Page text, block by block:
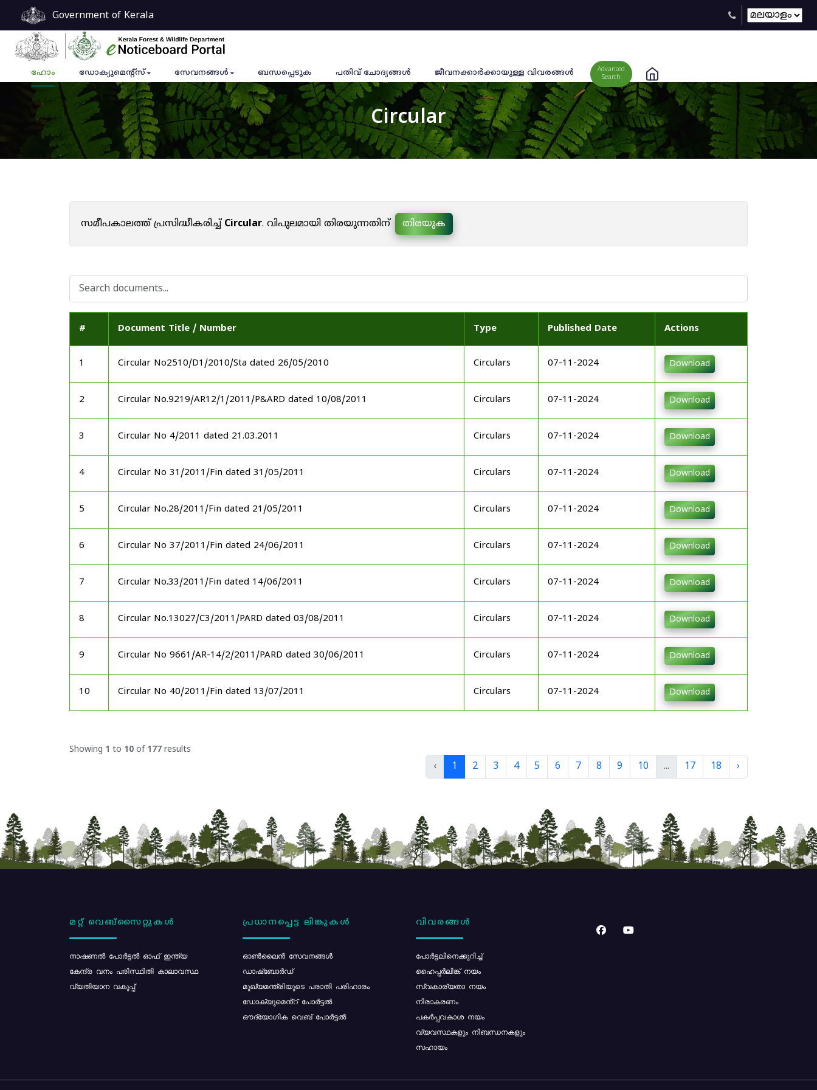
Government of Kerala
ഹോം ഡോക്യുമെൻ്റ്സ് സേവനങ്ങൾ ബന്ധപ്പെടുക പതിവ് ചോദ്യങ്ങൾ ജീവനക്കാര്‍ക്കായുള്ള വിവരങ്ങള്‍
Advanced
Search
Circular
സമീപകാലത്ത് പ്രസിദ്ധീകരിച്ച്Circular. വിപുലമായി തിരയുന്നതിന് തിരയുക
# Document Title / Number Type Published Date Actions
1 Circular No2510/D1/2010/Sta dated 26/05/2010 Circulars 07-11-2024 Download
2 Circular No.9219/AR12/1/2011/P&ARD dated 10/08/2011 Circulars 07-11-2024 Download
3 Circular No 4/2011 dated 21.03.2011 Circulars 07-11-2024 Download
4 Circular No 31/2011/Fin dated 31/05/2011 Circulars 07-11-2024 Download
5 Circular No.28/2011/Fin dated 21/05/2011 Circulars 07-11-2024 Download
6 Circular No 37/2011/Fin dated 24/06/2011 Circulars 07-11-2024 Download
7 Circular No.33/2011/Fin dated 14/06/2011 Circulars 07-11-2024 Download
8 Circular No.13027/C3/2011/PARD dated 03/08/2011 Circulars 07-11-2024 Download
9 Circular No 9661/AR-14/2/2011/PARD dated 30/06/2011 Circulars 07-11-2024 Download
10 Circular No 40/2011/Fin dated 13/07/2011 Circulars 07-11-2024 Download
Showing 1 to 10 of 177 results
‹ 1 2 3 4 5 6 7 8 9 10 ... 17 18 ›
മറ്റ് വെബ്സൈറ്റുകൾ
നാഷണൽ പോർട്ടൽ ഓഫ് ഇന്ത്യ
കേന്ദ്ര വനം പരിസ്ഥിതി കാലാവസ്ഥ
വ്യതിയാന വകുപ്പ്
പ്രധാനപ്പെട്ട ലിങ്കുകൾ
ഓൺലൈൻ സേവനങ്ങൾ
ഡാഷ്ബോർഡ്
മുഖ്യമന്ത്രിയുടെ പരാതി പരിഹാരം
ഡോക്യുമെൻ്റ് പോർട്ടൽ
ഔദ്യോഗിക വെബ് പോർട്ടൽ
വിവരങ്ങൾ
പോര്‍ട്ടലിനെക്കുറിച്ച്
ഹൈപ്പർലിങ്ക് നയം
സ്വകാര്യതാ നയം
നിരാകരണം
പകർപ്പവകാശ നയം
വ്യവസ്ഥകളും നിബന്ധനകളും
സഹായം